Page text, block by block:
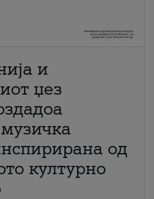
и
џез
од
културно